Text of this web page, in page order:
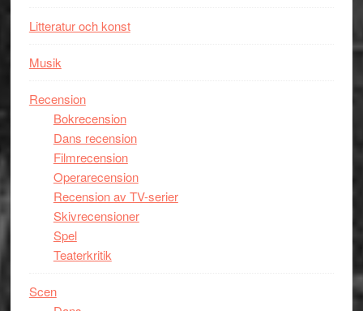
Litteratur och konst
Musik
Recension
Bokrecension
Dans recension
Filmrecension
Operarecension
Recension av TV-serier
Skivrecensioner
Spel
Teaterkritik
Scen